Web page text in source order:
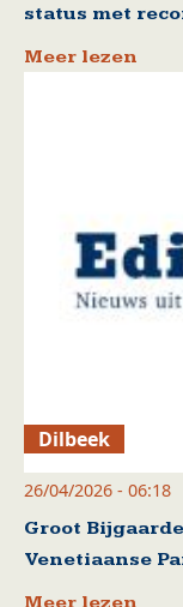
status met
Meer lezen
Dilbeek
26/04/2026 - 06:18
Groot
Venetiaanse
Meer lezen